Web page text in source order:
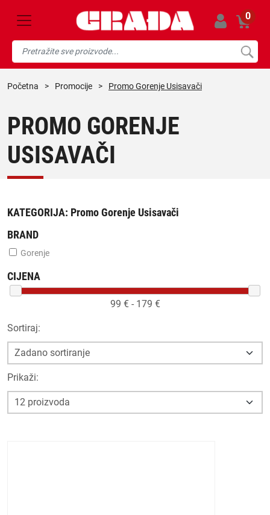
0
početna > promocije > Promo Gorenje Usisavači
PROMO GORENJE
USISAVAČI
KATEGORIJA: Promo Gorenje Usisavači
BRAND
Gorenje
CIJENA
99 € - 179 €
Sortiraj:
Prikaži: